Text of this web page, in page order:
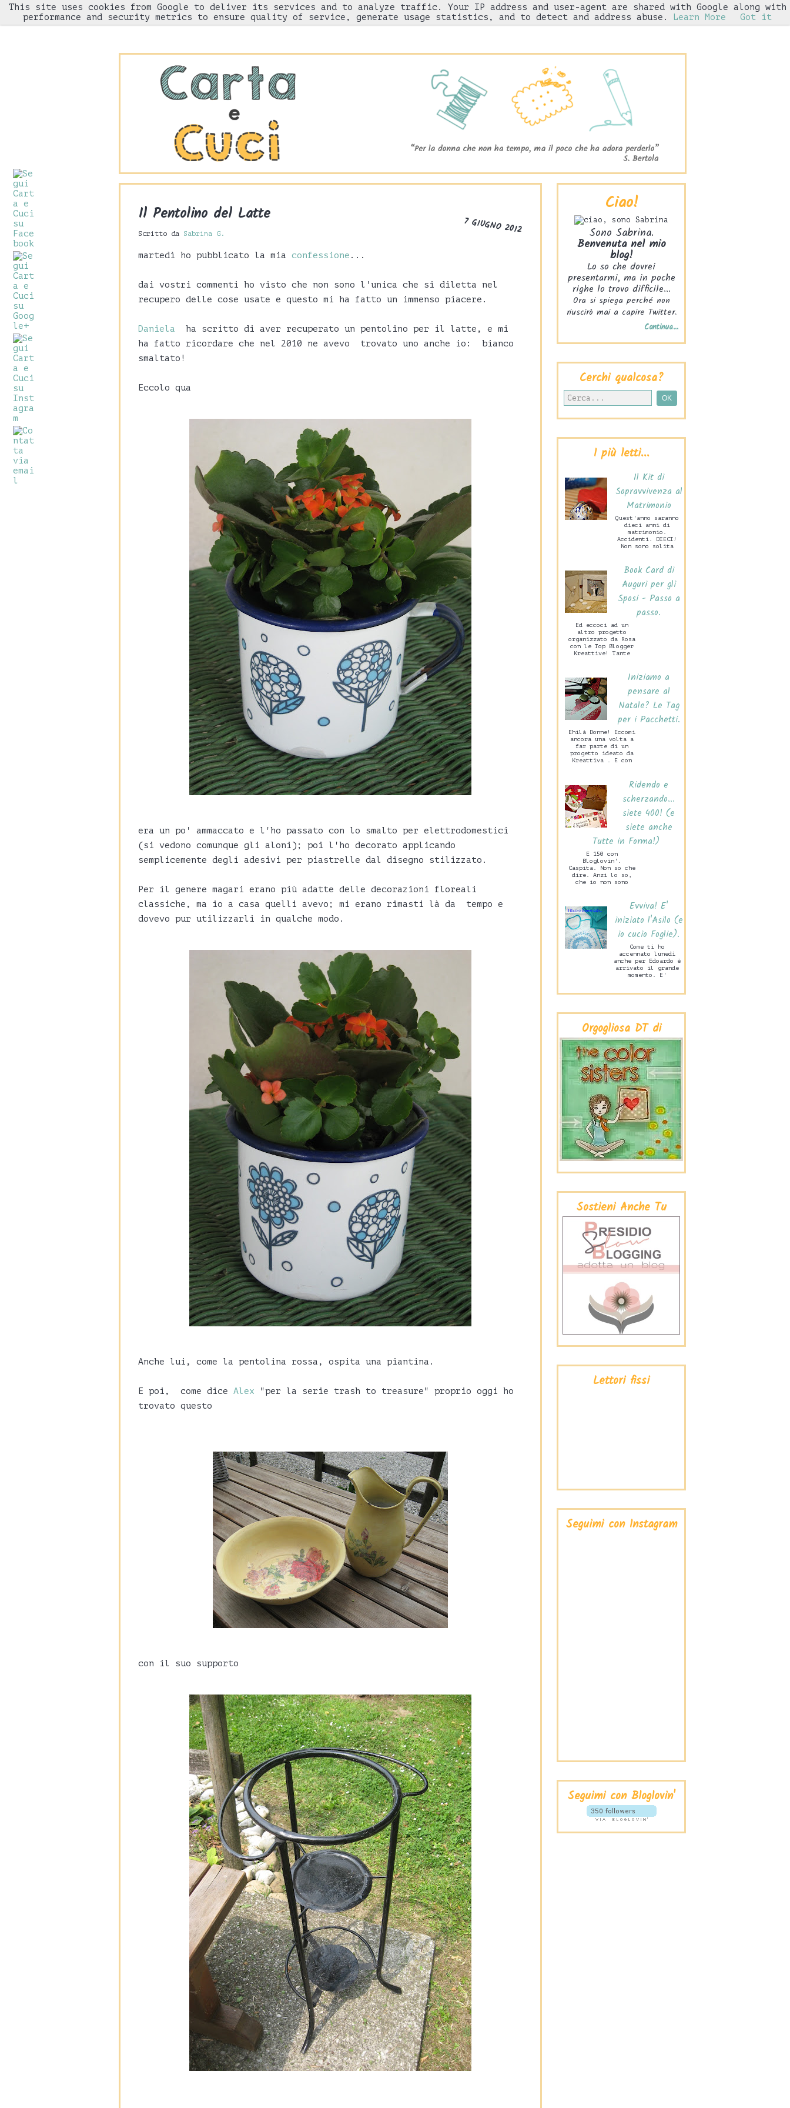
HOME Chi sono "Come l'ho fatto" Gnam! Iniziative
7 GIUGNO 2012
Il Pentolino del Latte
Scritto da Sabrina G.
martedì ho pubblicato la mia confessione ...
dai vostri commenti ho visto che non sono l'unica che si diletta nel
recupero delle cose usate e questo mi ha fatto un immenso piacere.
Daniela ha scritto di aver recuperato un pentolino per il latte, e mi
ha fatto ricordare che nel 2010 ne avevo trovato uno anche io: bianco
smaltato!
Eccolo qua
era un po' ammaccato e l'ho passato con lo smalto per elettrodomestici
(si vedono comunque gli aloni); poi l'ho decorato applicando
semplicemente degli adesivi per piastrelle dal disegno stilizzato.
Per il genere magari erano più adatte delle decorazioni floreali
classiche, ma io a casa quelli avevo; mi erano rimasti là da tempo e
dovevo pur utilizzarli in qualche modo.
Anche lui, come la pentolina rossa, ospita una piantina.
E poi, come dice Alex
"per la serie trash to treasure" proprio oggi ho
trovato questo
con il suo supporto
Ciao!
Sono Sabrina.
Benvenuta nel mio
blog!
Lo so che dovrei
presentarmi, ma in poche
righe lo trovo difficile...
Ora si spiega perché non
riuscirò mai a capire Twitter.
Continua...
Cerchi qualcosa?
I più letti...
Il Kit di
Sopravvivenza al
Matrimonio
Quest'anno saranno
dieci anni di
matrimonio.
Accidenti. DIECI!
Non sono solita
Valentino, mio
marito c...
Book Card di
Auguri per gli
Sposi - Passo a
passo.
Ed eccoci ad un
altro progetto
organizzato da Rosa
con le Top Blogger
Kreattive! Tante
sarann...
Iniziamo a
pensare al
Natale? Le Tag
per i Pacchetti.
Ehilà Donne! Eccomi
ancora una volta a
far parte di un
progetto ideato da
Kreattiva . E con
Ridendo e
scherzando...
siete 400! (e
siete anche
Tutte in Forma!)
E 150 con
Bloglovin'.
Caspita. Non so che
dire. Anzi lo so,
che io non sono
ta...
Evviva! E'
iniziato l'Asilo (e
io cucio Foglie).
Come ti ho
accennato lunedì
anche per Edoardo è
arrivato il grande
momento. E'
mercoledì pome...
Orgogliosa DT di
Sostieni Anche Tu
Lettori fissi
Seguimi con Instagram
Seguimi con Bloglovin'
This site uses cookies from Google to deliver its services and to analyze traffic. Your IP address and user-agent are shared with Google along with
performance and security metrics to ensure quality of service, generate usage statistics, and to detect and address abuse.
Learn More Got it